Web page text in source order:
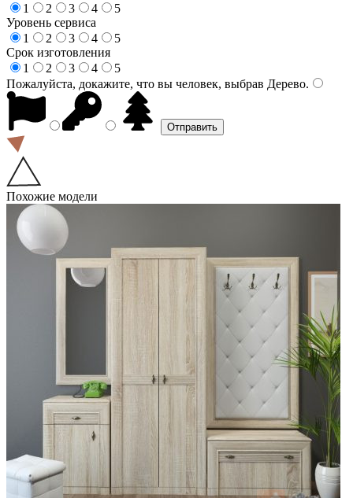
1
2 3 4
5
Уровень сервиса
1
2 3 4
5
Срок изготовления
1
2 3 4
5
Пожалуйста, докажите, что вы человек, выбрав Дерево.
Похожие модели